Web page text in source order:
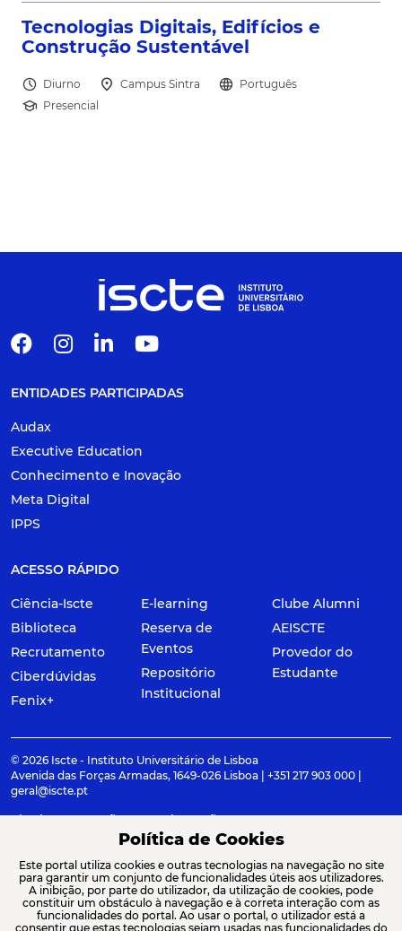
Tecnologias Digitais, Edifícios e
Construção Sustentável
schedule Diurno location_on Campus Sintra language Português
school Presencial
ENTIDADES PARTICIPADAS
Audax
Executive Education
Conhecimento e Inovação
Meta Digital
IPPS
ACESSO RÁPIDO
Ciência-Iscte
Biblioteca
Recrutamento
Ciberdúvidas
Fenix+
E-learning
Reserva de
Eventos
Repositório
Institucional
Clube Alumni
AEISCTE
Provedor do
Estudante
© 2026 Iscte - Instituto Universitário de Lisboa
Avenida das Forças Armadas, 1649-026 Lisboa | +351 217 903 000 |
geral@iscte.pt
Elogios, Sugestões e Reclamações
Termos e condições
Canal de denúncia
ACREDITAÇÕES E ASSOCIAÇÕES
Política de Cookies
Este portal utiliza cookies e outras tecnologias na navegação no site
para garantir um conjunto de funcionalidades úteis aos utilizadores.
A inibição, por parte do utilizador, da utilização de cookies, pode
constituir um obstáculo à navegação e à correta interação com as
funcionalidades do portal. Ao usar o portal, o utilizador está a
consentir que estas tecnologias sejam usadas nas funcionalidades do